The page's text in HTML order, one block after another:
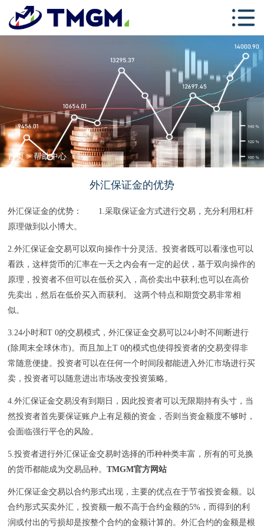
首页
学习中心
跟单社区
联系我们
首页>帮助中心
外汇保证金的优势
外汇保证金的优势： 1.采取保证金方式进行交易，充分利用杠杆
原理做到以小博大。
2.外汇保证金交易可以双向操作十分灵活。投资者既可以看涨也可以
看跌，这样货币的汇率在一天之内会有一定的起伏，基于双向操作的
原理，投资者不但可以在低价买入，高价卖出中获利;也可以在高价
先卖出，然后在低价买入而获利。 这两个特点和期货交易非常相
似。
3.24小时和T 0的交易模式，外汇保证金交易可以24小时不间断进行
(除周末全球休市)。而且加上T 0的模式也使得投资者的交易变得非
常随意便捷。投资者可以在任何一个时间段都能进入外汇市场进行买
卖，投资者可以随意进出市场改变投资策略。
4.外汇保证金交易没有到期日，因此投资者可以无限期持有头寸，当
然投资者首先要保证账户上有足额的资金，否则当资金额度不够时，
会面临强行平仓的风险。
5.投资者进行外汇保证金交易时选择的币种种类丰富，所有的可兑换
的货币都能成为交易品种。TMGM官方网站
外汇保证金交易以合约形式出现，主要的优点在于节省投资金额。以
合约形式买卖外汇，投资额一般不高于合约金额的5%，而得到的利
润或付出的亏损却是按整个合约的金额计算的。外汇合约的金额是根